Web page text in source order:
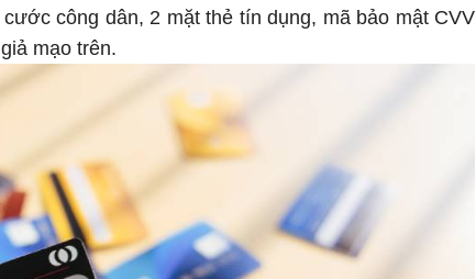
công dân, 2 mặt thẻ tín dụng, mã bảo mật CVV
mạo trên.